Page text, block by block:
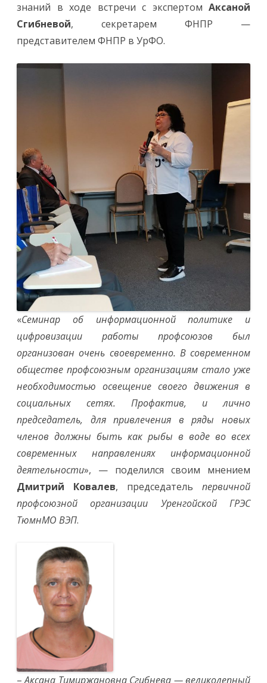
знаний в ходе встречи с экспертом Аксаной
Сгибневой, секретарем ФНПР —
представителем ФНПР в УрФО.
«Семинар об информационной политике и
цифровизации работы профсоюзов был
организован очень своевременно. В современном
обществе профсоюзным организациям стало уже
необходимостью освещение своего движения в
социальных сетях. Профактив, и лично
председатель, для привлечения в ряды новых
членов должны быть как рыбы в воде во всех
современных направлениях информационной
деятельности», — поделился своим мнением
Дмитрий Ковалев, председатель первичной
профсоюзной организации Уренгойской ГРЭС
ТюмнМО ВЭП.
–Аксана Тимиржановна Сгибнева — великолепный